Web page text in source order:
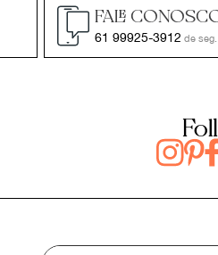
FALE
61 99925-3912 de